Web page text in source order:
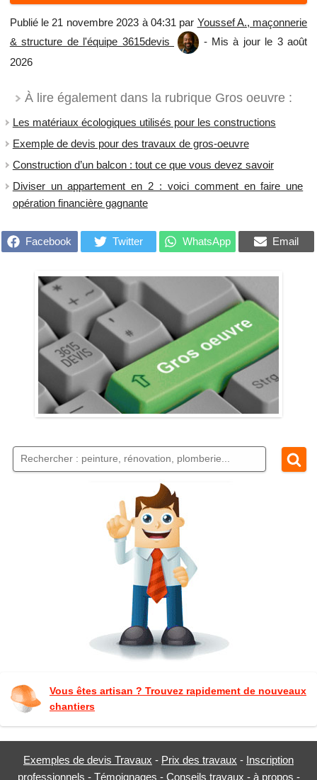
Publié le 21 novembre 2023 à 04:31 par Youssef A., maçonnerie
& structure de l'équipe 3615devis
- Mis à jour le 3 août
2026
À lire également dans la rubrique Gros oeuvre :
Les matériaux écologiques utilisés pour les constructions
Exemple de devis pour des travaux de gros-oeuvre
Construction d’un balcon : tout ce que vous devez savoir
Diviser un appartement en 2 : voici comment en faire une
opération financière gagnante
Facebook Twitter WhatsApp Email
Vous êtes artisan ? Trouvez rapidement de nouveaux
chantiers
Exemples de devis Travaux - Prix des travaux - Inscription
professionnels - Témoignages - Conseils travaux - à propos -